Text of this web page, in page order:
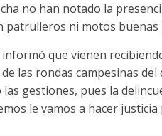
no han notado la
patrulleros ni motos
que vienen
las rondas campesinas
las gestiones, pues la
le vamos a hacer